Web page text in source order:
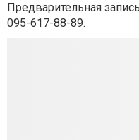
Предварительная
095-617-88-89.